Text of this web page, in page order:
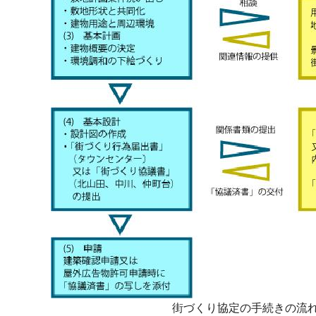
街づくり協定の手続きの流